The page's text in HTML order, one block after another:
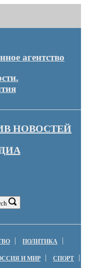
агентство
НОВОСТЕЙ
ПОЛИТИКА
И МИР СПОРТ